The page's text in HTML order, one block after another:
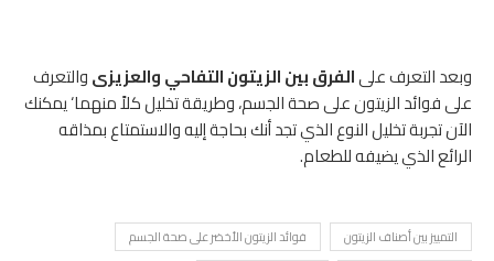
وبعد التعرف علىالفرق بين الزيتون التفاحي والعزيزىوالتعرف
على فوائد الزيتون على صحة الجسم، وطريقة تخليل كلاً منهما‘ يمكنك
الآن تجربة تخليل النوع الذي تجد أنك بحاجة إليه والاستمتاع بمذاقه
الرائع الذي يضيفه للطعام.
التمييز بين أصناف الزيتون
فوائد الزيتون الأخضر على صحة الجسم